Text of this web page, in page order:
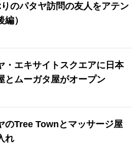
のパタヤ訪問の友人をアテン
編）
・エキサイトスクエアに日本
とムーガタ屋がオープン
のTree Townとマッサージ屋
れ